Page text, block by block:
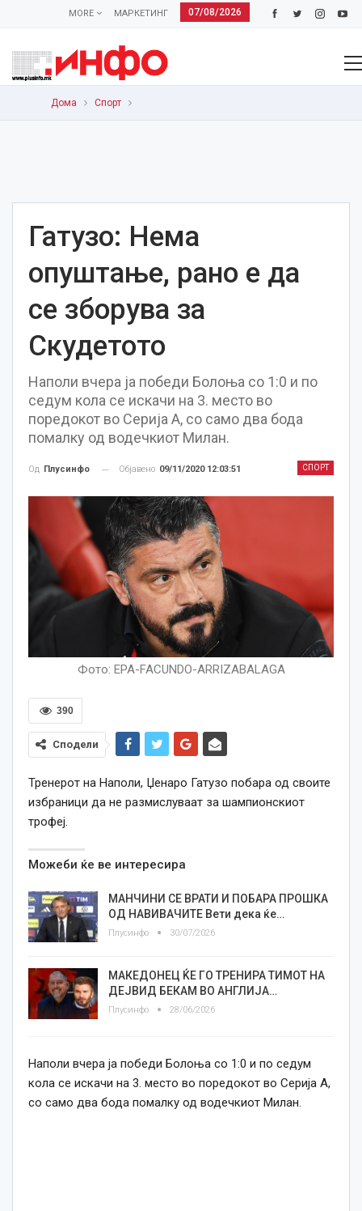
07/08/2026
МАРКЕТИНГ
MORE
Дома Спорт
Гатузо: Нема
опуштање, рано е да
се зборува за
Скудетото
Наполи вчера ја победи Болоња со 1:0 и по
седум кола се искачи на 3. место во
поредокот во Серија А, со само два бода
помалку од водечкиот Милан.
СПОРТ
Од Плусинфо Објавено 09/11/2020 12:03:51
Фото: EPA-FACUNDO-ARRIZABALAGA
390
Сподели
Тренерот на Наполи, Џенаро Гатузо побара од своите
избраници да не размислуваат за шампионскиот
трофеј.
Можеби ќе ве интересира
МАНЧИНИ СЕ ВРАТИ И ПОБАРА ПРОШКА
ОД НАВИВАЧИТЕ Вети дека ќе…
Плусинфо 30/07/2026
МАКЕДОНЕЦ ЌЕ ГО ТРЕНИРА ТИМОТ НА
ДЕЈВИД БЕКАМ ВО АНГЛИЈА…
Плусинфо 28/06/2026
Наполи вчера ја победи Болоња со 1:0 и по седум
кола се искачи на 3. место во поредокот во Серија А,
со само два бода помалку од водечкиот Милан.